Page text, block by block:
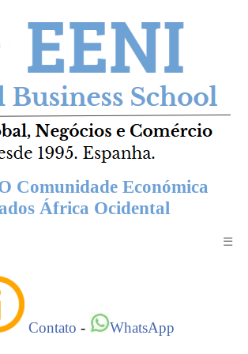
Comunidade Económica
África Ocidental
☰
Contato - WhatsApp